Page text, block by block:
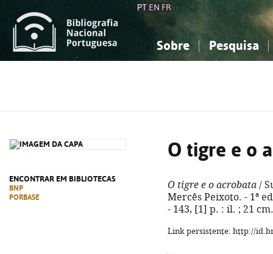
PT EN FR
Sobre Pesquisa
ENCONTRAR EM BIBLIOTECAS
BNP
PORBASE
O tigre e o
O tigre e o acrobata /
Mercês Peixoto. - 1ª
- 143, [1] p. : il. ; 21
Link persistente: http://